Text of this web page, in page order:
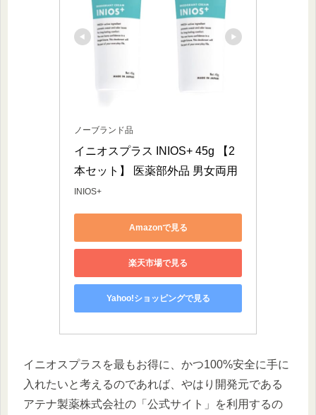
ノーブランド品
イニオスプラス INIOS+ 45g 【2
本セット】 医薬部外品 男女両用
INIOS+
Amazonで見る
楽天市場で見る
Yahoo!ショッピングで見る
イニオスプラスを最もお得に、かつ100%安全に手に
入れたいと考えるのであれば、やはり開発元である
アテナ製薬株式会社の「公式サイト」を利用するの